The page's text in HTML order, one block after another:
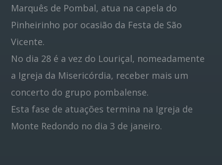
Marquês de Pombal, atua na capela do
Pinheirinho por ocasião da Festa de São
Vicente.
No dia 28 é a vez do Louriçal, nomeadamente
a Igreja da Misericórdia, receber mais um
concerto do grupo pombalense.
Esta fase de atuações termina na Igreja de
Monte Redondo no dia 3 de janeiro.